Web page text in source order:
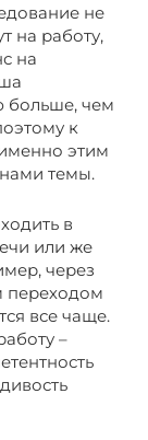
не
на работу,
на
больше, чем
к
этим
темы.
в
или же
через
переходом
все чаще.
–